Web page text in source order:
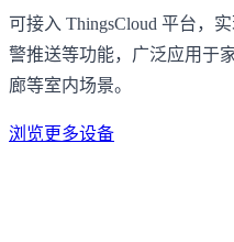
可接入 ThingsCloud 平台，
警推送等功能，广泛应用于
廊等室内场景。
浏览更多设备